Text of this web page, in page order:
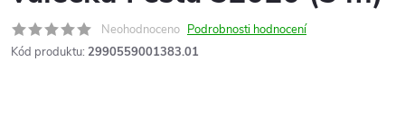
Neohodnoceno Podrobnosti hodnocení
Kód produktu: 2990559001383.01